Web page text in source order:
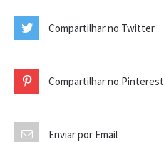
Compartilhar no Twitter
Compartilhar no Pinterest
Enviar por Email